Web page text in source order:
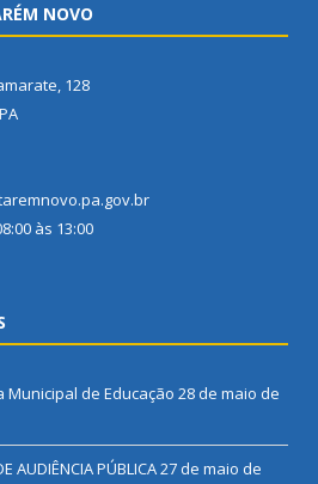
NOVO
128
às 13:00
de Educação 28 de maio de
AUDIÊNCIA PÚBLICA27 de maio de